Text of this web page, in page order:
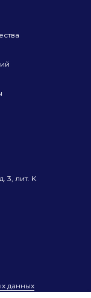
данных
д. 3, лит. K